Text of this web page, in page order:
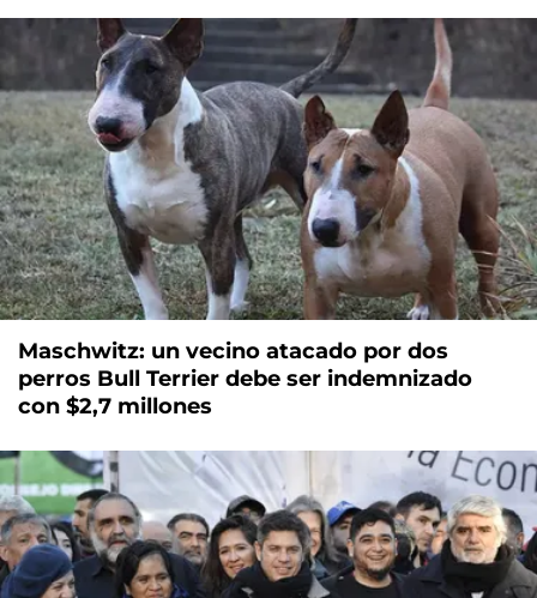
Maschwitz: un vecino atacado por dos
perros Bull Terrier debe ser indemnizado
con $2,7 millones